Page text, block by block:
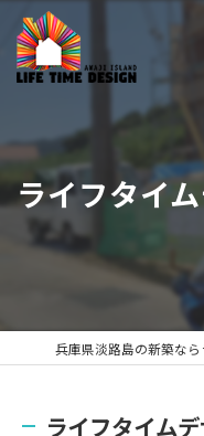
ライフタイ
ライフタイム